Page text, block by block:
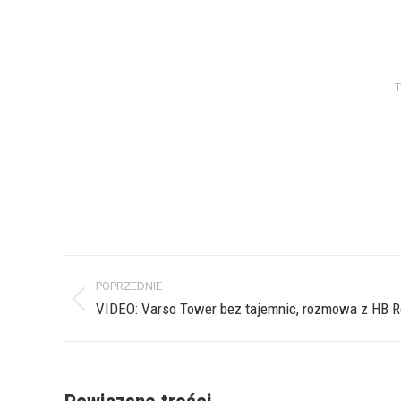
Nawigacja
wpisów
POPRZEDNIE
Poprzedni
VIDEO: Varso Tower bez tajemnic, rozmowa z HB